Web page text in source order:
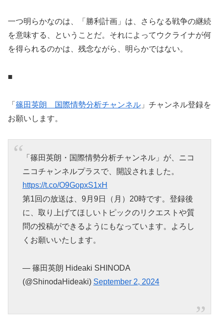
一つ明らかなのは、「勝利計画」は、さらなる戦争の継続
を意味する、ということだ。それによってウクライナが何
を得られるのかは、残念ながら、明らかではない。
■
「 篠田英朗 国際情勢分析チャンネル 」チャンネル登録を
お願いします。
「篠田英朗・国際情勢分析チャンネル」が、ニコ
ニコチャンネルプラスで、開設されました。
https://t.co/O9GopxS1xH
第1回の放送は、9月9日（月）20時です。登録後
に、取り上げてほしいトピックのリクエストや質
問の投稿ができるようにもなっています。よろし
くお願いいたします。
— 篠田英朗 Hideaki SHINODA
(@ShinodaHideaki) September 2, 2024